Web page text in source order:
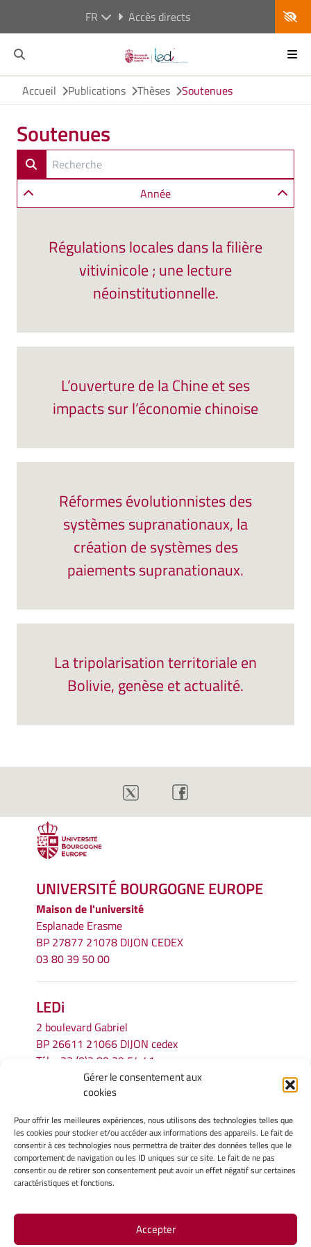
Gérer le consentement aux
cookies
Pour offrir les meilleures expériences, nous utilisons des technologies telles que
les cookies pour stocker et/ou accéder aux informations des appareils. Le fait de
consentir à ces technologies nous permettra de traiter des données telles que le
comportement de navigation ou les ID uniques sur ce site. Le fait de ne pas
consentir ou de retirer son consentement peut avoir un effet négatif sur certaines
caractéristiques et fonctions.
Accepter
FR Accès directs
Accueil Publications Thèses Soutenues
Soutenues
Année
Régulations locales dans la filière
vitivinicole ; une lecture
néoinstitutionnelle.
L’ouverture de la Chine et ses
impacts sur l’économie chinoise
Réformes évolutionnistes des
systèmes supranationaux, la
création de systèmes des
paiements supranationaux.
La tripolarisation territoriale en
Bolivie, genèse et actualité.
UNIVERSITÉ BOURGOGNE EUROPE
Maison de l'université
Esplanade Erasme
BP 27877 21078 DIJON CEDEX
03 80 39 50 00
LEDi
2 boulevard Gabriel
BP 26611 21066 DIJON cedex
Tél.
+33 (0)3 80 39 54 41
secretariat.ledi@u-bourgogne.fr
INFORMATIONS LÉGALES
Mentions légales
Gérer mes cookies
Politique de cookies
Avertissement